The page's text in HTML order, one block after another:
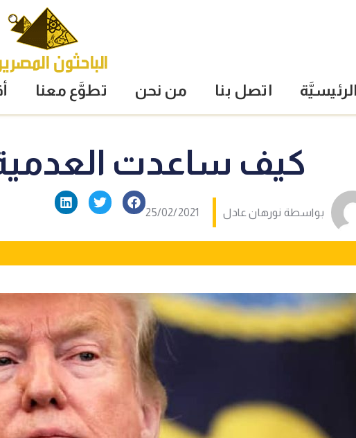
الرئيسيَّة اتصل بنا من نحن تطوَّع معنا
كيف ساعدت العدمية
بواسطة نورهان عادل 25/02/2021